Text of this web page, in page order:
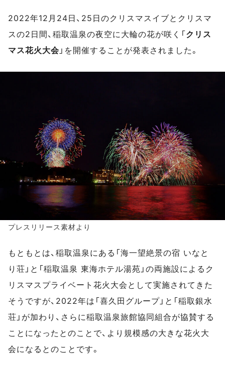
2022年12月24日、25日のクリスマスイブとクリスマ
スの2日間、稲取温泉の夜空に大輪の花が咲く「クリス
マス花火大会 」を開催することが発表されました。
プレスリリース素材より
もともとは、稲取温泉にある「海一望絶景の宿 いなと
り荘」と「稲取温泉 東海ホテル湯苑」の両施設によるク
リスマスプライベート花火大会として実施されてきた
そうですが、2022年は「喜久田グループ」と「稲取銀水
荘」が加わり、さらに稲取温泉旅館協同組合が協賛する
ことになったとのことで、より規模感の大きな花火大
会になるとのことです。